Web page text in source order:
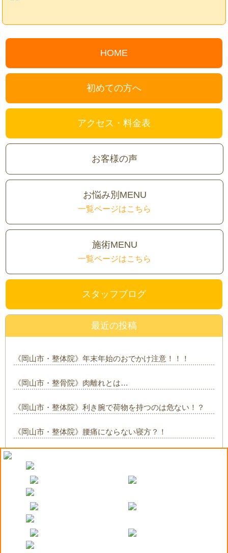
HOME
初めての方へ
アクセス・料金表
お客様の声
お悩み別MENU
一覧ページはこちら
施術MENU
一覧ページはこちら
スタッフブログ
最近の投稿
《岡山市・整体院》年末年始のおでかけ注意！！！
《岡山市・整骨院》肉離れとは…
《岡山市・整体院》利き腕で荷物を持つのは危ない！？
《岡山市・整体院》腰痛にならない寝方？！
COPYRIGHT© viva-amg-okayama.com ALL RIGHTS RESERVED. Design by PORTALS｜